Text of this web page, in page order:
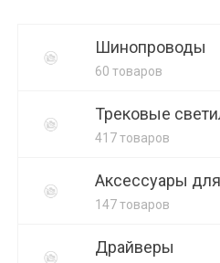
Шинопроводы
60 товаров
Трековые
417 товаров
Аксессуары
147 товаров
Драйверы